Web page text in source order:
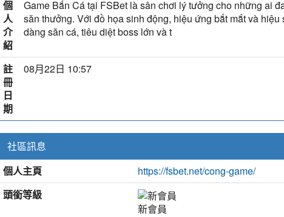
個
人
介
紹
Game Bắn Cá tại FSBet là sân chơi lý tưởng cho những ai
săn thưởng. Với đồ họa sinh động, hiệu ứng bắt mắt và hiệu
dàng săn cá, tiêu diệt boss lớn và t
註
冊
日
期
08月22日 10:57
社區訊息
個人主頁
https://fsbet.net/cong-game/
頭銜等級
新會員